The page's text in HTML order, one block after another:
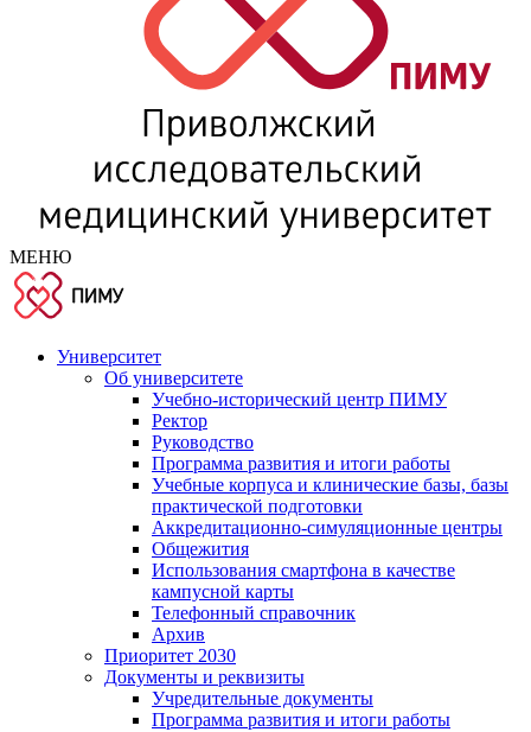
МЕНЮ
Университет
Об университете
Учебно-исторический центр ПИМУ
Ректор
Руководство
Программа развития и итоги работы
Учебные корпуса и клинические базы, базы
практической подготовки
Аккредитационно-симуляционные центры
Общежития
Использования смартфона в качестве
кампусной карты
Телефонный справочник
Архив
Приоритет 2030
Документы и реквизиты
Учредительные документы
Программа развития и итоги работы